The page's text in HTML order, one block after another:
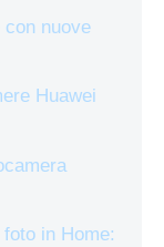
nuove
Huawei
in Home: